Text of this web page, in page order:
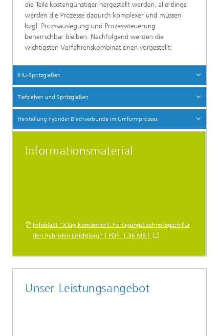
die Teile kostengünstiger hergestellt werden, allerdings
werden die Prozesse dadurch komplexer und müssen
bzgl. Prozssauslegung und Prozesssteuerung
beherrschbar bleiben. Nachfolgend werden die
wichtigsten Verfahrenskombinationen vorgestellt:
IHU-Spritzgießen
Tiefziehen und Spritzgießen
Herstellung hybrider Blechverbunde im Umformprozess
Informationsmaterial
Infoblatt "Klug kombiniert: Fertigungstechnologien für
den hybriden Leichtbau" [ PDF 1,36 MB ]
Unser Leistungsangebot